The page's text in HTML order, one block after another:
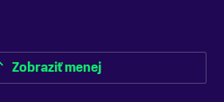
Zobraziť menej